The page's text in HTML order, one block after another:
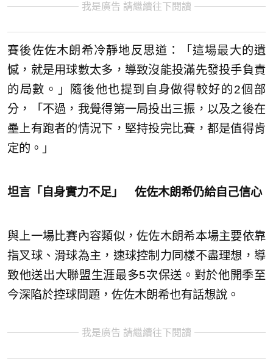
我是廣告 請繼續往下閱讀
賽後佐佐木朗希冷靜地反思道：「這場最大的遺
憾，就是用球數太多，導致沒能投滿先發投手負責
的局數。」隨後他也提到自身做得較好的2個部
分，「不過，我覺得第一局投出三振，以及之後在
壘上有跑者的情況下，堅持投完比賽，都是值得肯
定的。」
坦言「自身實力不足」 佐佐木朗希仍給自己信心
與上一場比賽內容類似，佐佐木朗希本場主要依靠
指叉球、滑球為主，速球控制力同樣不盡理想，導
致他送出大聯盟生涯最多5次保送。對於他開季至
今深陷於控球問題，佐佐木朗希也有話想說。
我是廣告 請繼續往下閱讀